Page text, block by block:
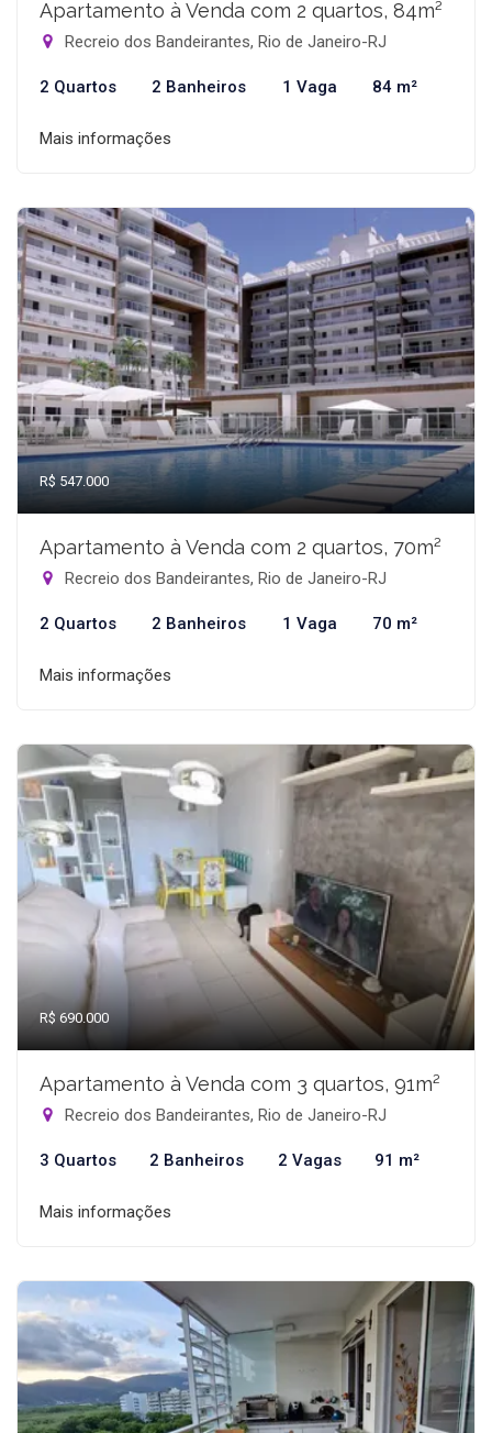
Apartamento à Venda com 2 quartos, 84m²
Recreio dos Bandeirantes, Rio de Janeiro-RJ
2 Quartos 2 Banheiros 1 Vaga 84 m²
Mais informações
R$ 547.000
Apartamento à Venda com 2 quartos, 70m²
Recreio dos Bandeirantes, Rio de Janeiro-RJ
2 Quartos 2 Banheiros 1 Vaga 70 m²
Mais informações
R$ 690.000
Apartamento à Venda com 3 quartos, 91m²
Recreio dos Bandeirantes, Rio de Janeiro-RJ
3 Quartos 2 Banheiros 2 Vagas 91 m²
Mais informações